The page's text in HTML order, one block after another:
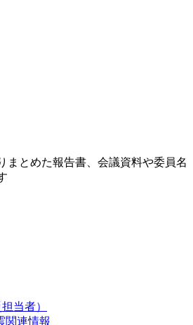
まとめた報告書、会議資料や委員名
当者）
関連情報